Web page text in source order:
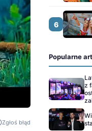
Zgłoś błąd
6
Popularne
z